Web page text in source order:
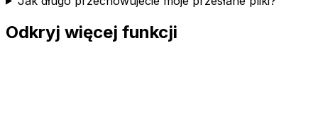
Odkryj więcej funkcji